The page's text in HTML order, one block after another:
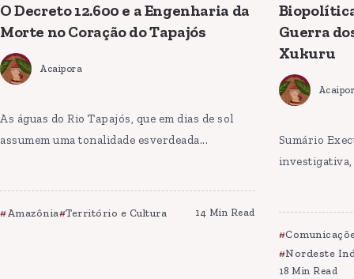
O Decreto 12.600 e a Engenharia da
Morte no Coração do Tapajós
Acaipora
As águas do Rio Tapajós, que em dias de sol
assumem uma tonalidade esverdeada...
Amazônia Território e Cultura 14 Min Read
Guerra
Xukuru
Sumário
investigativa,
Nordeste
18 Min Read